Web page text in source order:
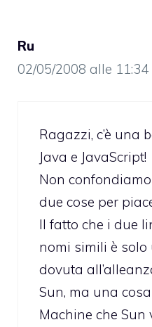
Ru
02/05/2008 alle 11:34
Ragazzi, c’è una
Java e JavaScript!
Non
due cose per
ll fatto che i due
nomi simili è
dovuta
Sun, ma una
Machine che